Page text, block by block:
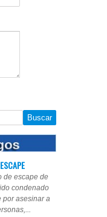
de escape de
condenado
por asesinar a